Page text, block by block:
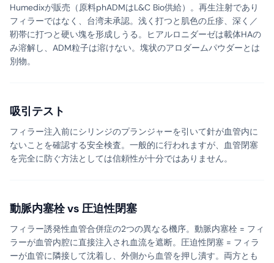
Humedixが販売（原料phADMはL&C Bio供給）。再生注射であり
フィラーではなく、台湾未承認。浅く打つと肌色の丘疹、深く／
靭帯に打つと硬い塊を形成しうる。ヒアルロニダーゼは載体HAの
み溶解し、ADM粒子は溶けない。塊状のアロダームパウダーとは
別物。
吸引テスト
フィラー注入前にシリンジのプランジャーを引いて針が血管内に
ないことを確認する安全検査。一般的に行われますが、血管閉塞
を完全に防ぐ方法としては信頼性が十分ではありません。
動脈内塞栓 vs 圧迫性閉塞
フィラー誘発性血管合併症の2つの異なる機序。動脈内塞栓 = フィ
ラーが血管内腔に直接注入され血流を遮断。圧迫性閉塞 = フィラ
ーが血管に隣接して沈着し、外側から血管を押し潰す。両方とも